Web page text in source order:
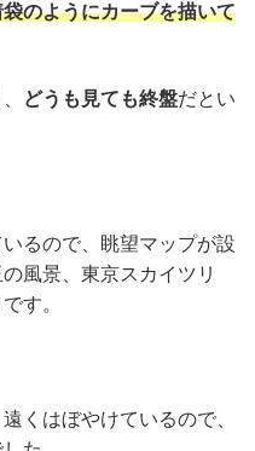
のようにカーブを描いて
どうも見ても終盤だとい
るので、眺望マップが設
風景、東京スカイツリ
す。
くはぼやけているので、